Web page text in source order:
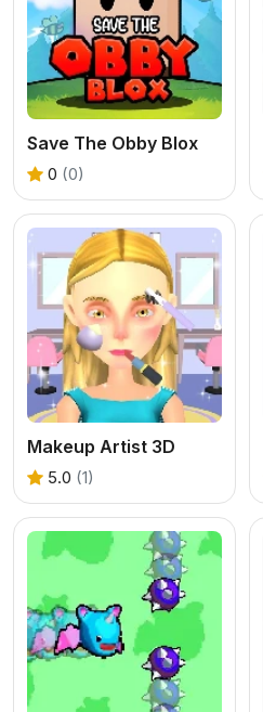
Save The Obby Blox
0 (0)
Makeup Artist 3D
5.0 (1)